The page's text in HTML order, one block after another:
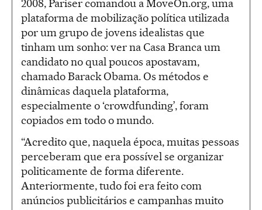
2008, Pariser comandou a MoveOn.org, uma
plataforma de mobilização política utilizada
por um grupo de jovens idealistas que
tinham um sonho: ver na Casa Branca um
candidato no qual poucos apostavam,
chamado Barack Obama. Os métodos e
dinâmicas daquela plataforma,
especialmente o ‘crowdfunding’, foram
copiados em todo o mundo.
“Acredito que, naquela época, muitas pessoas
perceberam que era possível se organizar
politicamente de forma diferente.
Anteriormente, tudo foi era feito com
anúncios publicitários e campanhas muito